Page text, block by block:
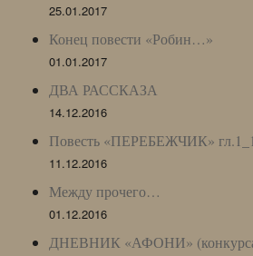
25.01.2017
Конец повести «Робин…»
01.01.2017
ДВА РАССКАЗА
14.12.2016
Повесть «ПЕРЕБЕЖЧИК»
11.12.2016
Между прочего…
01.12.2016
ДНЕВНИК «АФОНИ» (конкурса